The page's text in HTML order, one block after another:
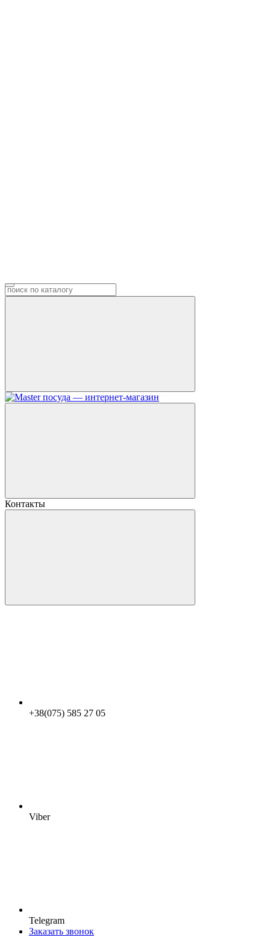
Контакты
+38(075) 585 27 05
Viber
Telegram
Заказать звонок